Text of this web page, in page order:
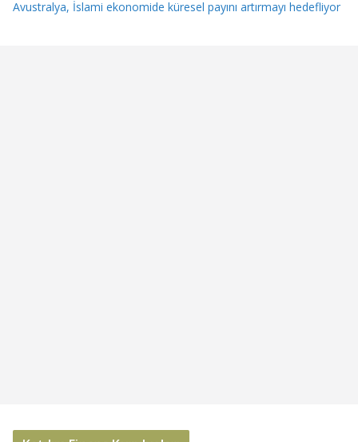
Avustralya, İslami ekonomide küresel payını artırmayı hedefliyor